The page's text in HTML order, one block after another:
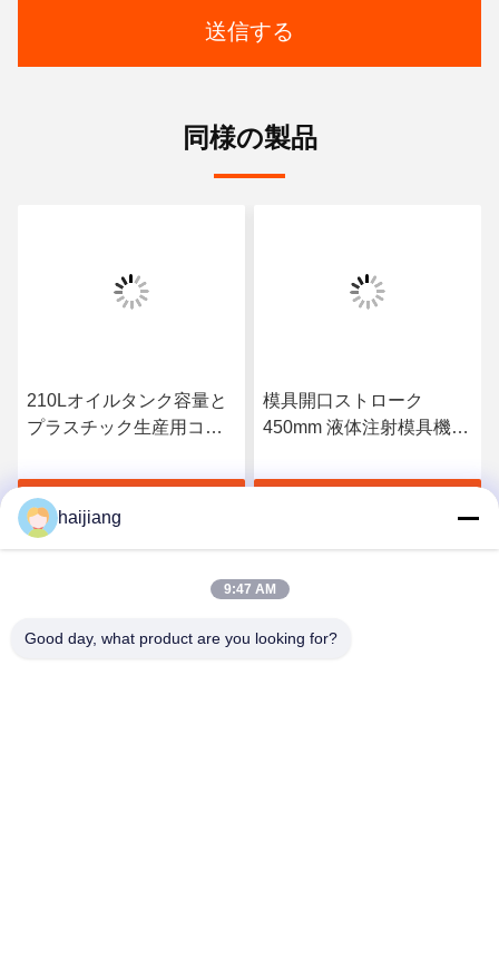
送信する
同様の製品
210Lオイルタンク容量と
プラスチック生産用コン
えたスクリュー式油圧射
出成形機最高 の 価格 を 入手 す
模具開口ストローク
450mm 液体注射模具機
620x490mm プラスチック
haijiang
9:47 AM
Good day, what product are you looking for?